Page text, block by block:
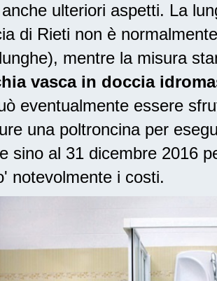
ulteriori aspetti. La
di Rieti non è
mentre la misura
vasca in doccia
eventualmente essere
una poltroncina per
sino al 31 dicembre 2016
notevolmente i costi.